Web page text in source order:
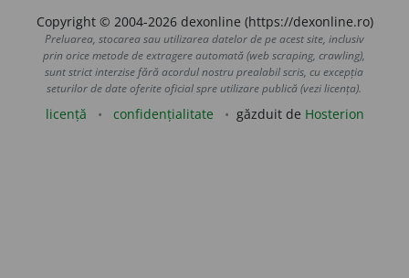
Copyright © 2004-2026 dexonline (https://dexonline.ro)
Preluarea, stocarea sau utilizarea datelor de pe acest site, inclusiv
prin orice metode de extragere automată (web scraping, crawling),
sunt strict interzise fără acordul nostru prealabil scris, cu excepția
seturilor de date oferite oficial spre utilizare publică (vezi licența).
licență confidențialitate găzduit de Hosterion